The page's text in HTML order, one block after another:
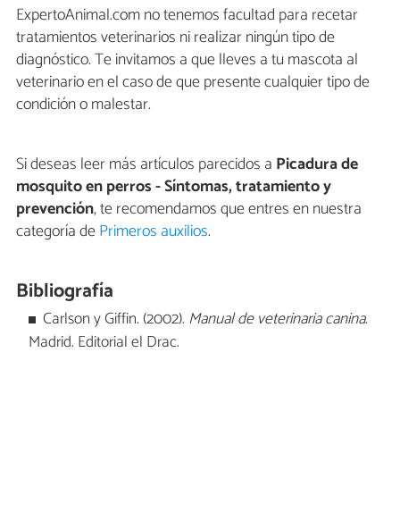
ExpertoAnimal.com no tenemos facultad para recetar
tratamientos veterinarios ni realizar ningún tipo de
diagnóstico. Te invitamos a que lleves a tu mascota al
veterinario en el caso de que presente cualquier tipo de
condición o malestar.
Si deseas leer más artículos parecidos a Picadura de
mosquito en perros - Síntomas, tratamiento y
prevención, te recomendamos que entres en nuestra
categoría dePrimeros auxilios.
Bibliografía
Carlson y Giffin. (2002). Manual de veterinaria canina.
Madrid. Editorial el Drac.